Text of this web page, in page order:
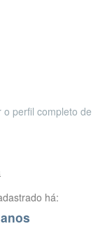
perfil completo de
há: